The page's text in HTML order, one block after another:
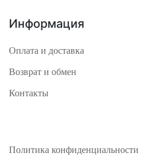
Информация
Оплата и доставка
Возврат и обмен
Контакты
Политика конфиденциальности